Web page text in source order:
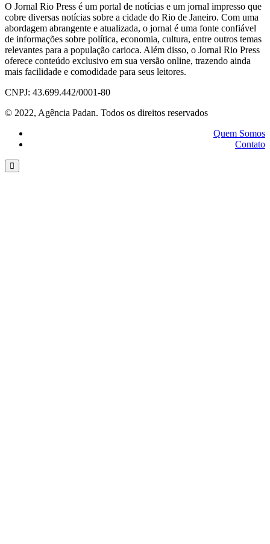
O Jornal Rio Press é um portal de notícias e um jornal impresso que
cobre diversas notícias sobre a cidade do Rio de Janeiro. Com uma
abordagem abrangente e atualizada, o jornal é uma fonte confiável
de informações sobre política, economia, cultura, entre outros temas
relevantes para a população carioca. Além disso, o Jornal Rio Press
oferece conteúdo exclusivo em sua versão online, trazendo ainda
mais facilidade e comodidade para seus leitores.
CNPJ: 43.699.442/0001-80
© 2022, Agência Padan. Todos os direitos reservados
Quem Somos
Contato